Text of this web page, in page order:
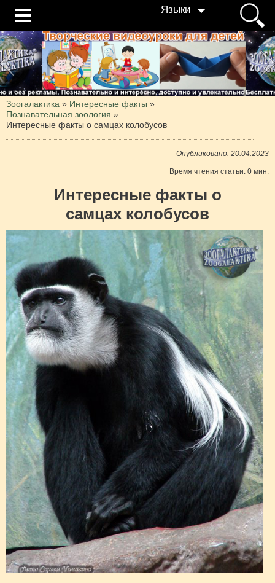
Языки
Зоогалактика » Интересные факты »
Познавательная зоология »
Интересные факты о самцах колобусов
Опубликовано: 20.04.2023
Время чтения статьи: 0 мин.
Интересные факты о
самцах колобусов